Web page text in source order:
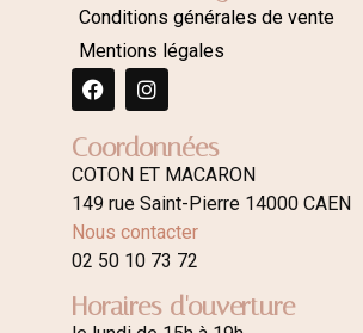
Conditions générales de vente
Mentions légales
Coordonnées
COTON ET MACARON
149 rue Saint-Pierre 14000 CAEN
Nous contacter
02 50 10 73 72
Horaires d'ouverture